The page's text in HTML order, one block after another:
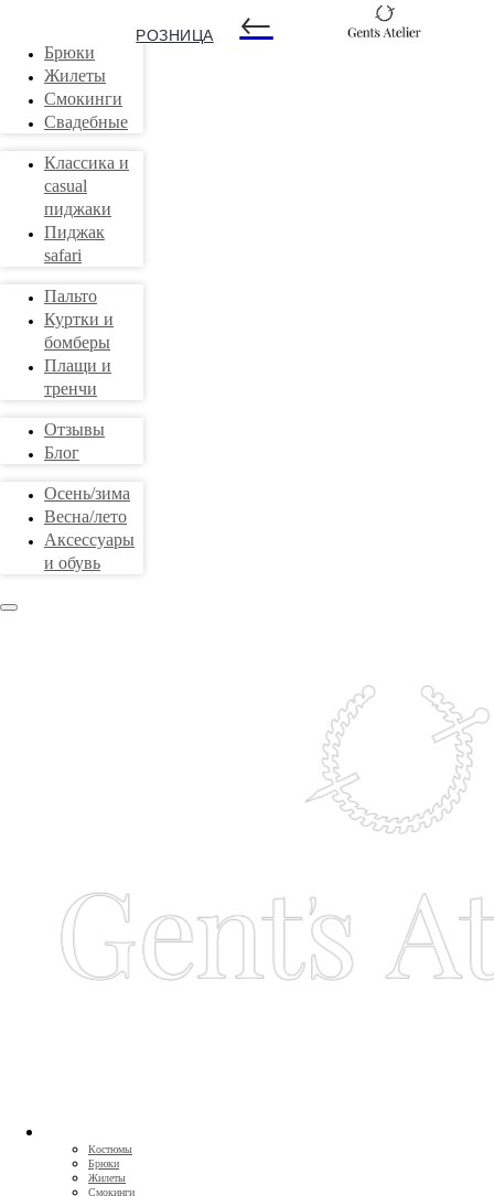
←
РОЗНИЦА
Брюки
Жилеты
Смокинги
Свадебные
Классика и
casual
пиджаки
Пиджак
safari
Пальто
Куртки и
бомберы
Плащи и
тренчи
Отзывы
Блог
Осень/зима
Весна/лето
Аксессуары
и обувь
Костюмы
Брюки
Жилеты
Смокинги